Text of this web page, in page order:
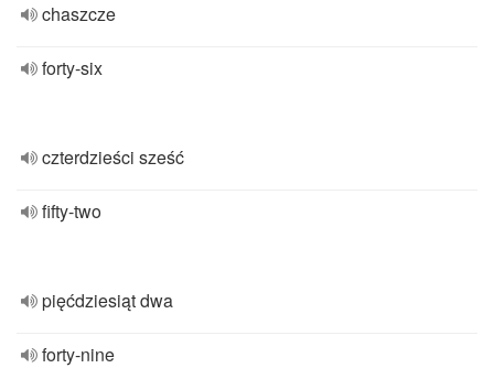
chaszcze
forty-six
czterdzieści sześć
fifty-two
pięćdziesiąt dwa
forty-nine